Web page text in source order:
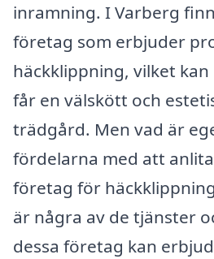
inramning. I Varberg
företag som erbjuder
häckklippning, vilket
får en välskött och
trädgård. Men vad är
fördelarna med att
företag för
är några av de tjänster
dessa företag kan